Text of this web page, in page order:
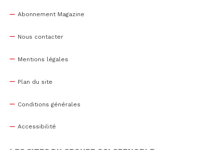
Abonnement Magazine
Nous contacter
Mentions légales
Plan du site
Conditions générales
Accessibilité